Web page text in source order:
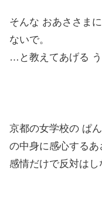
そんな おあささま
ないで。
…と教えてあげる う
京都の女学校の ぱ
の中身に感心するあ
感情だけで反対はし